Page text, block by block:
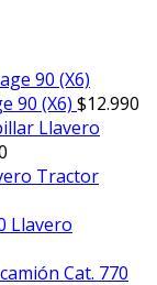
90 (X6) $12.990
Llavero
Tractor
Llavero
Cat. 770